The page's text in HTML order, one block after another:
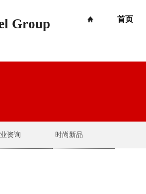
资询 时尚新品
Group 首页